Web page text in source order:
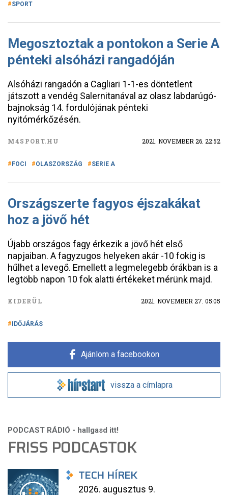
SPORT
Megosztoztak a pontokon a Serie A
pénteki alsóházi rangadóján
Alsóházi rangadón a Cagliari 1-1-es döntetlent
játszott a vendég Salernitanával az olasz labdarúgó-
bajnokság 14. fordulójának pénteki
nyitómérkőzésén.
M4SPORT.HU 2021. NOVEMBER 26. 22:52
FOCI OLASZORSZÁG SERIE A
Országszerte fagyos éjszakákat
hoz a jövő hét
Újabb országos fagy érkezik a jövő hét első
napjaiban. A fagyzugos helyeken akár -10 fokig is
hűlhet a levegő. Emellett a legmelegebb órákban is a
legtöbb napon 10 fok alatti értékeket mérünk majd.
KIDERÜL 2021. NOVEMBER 27. 05:05
IDŐJÁRÁS
Ajánlom a facebookon
vissza a címlapra
FRISS PODCASTOK
TECH HÍREK
2026. augusztus 9.